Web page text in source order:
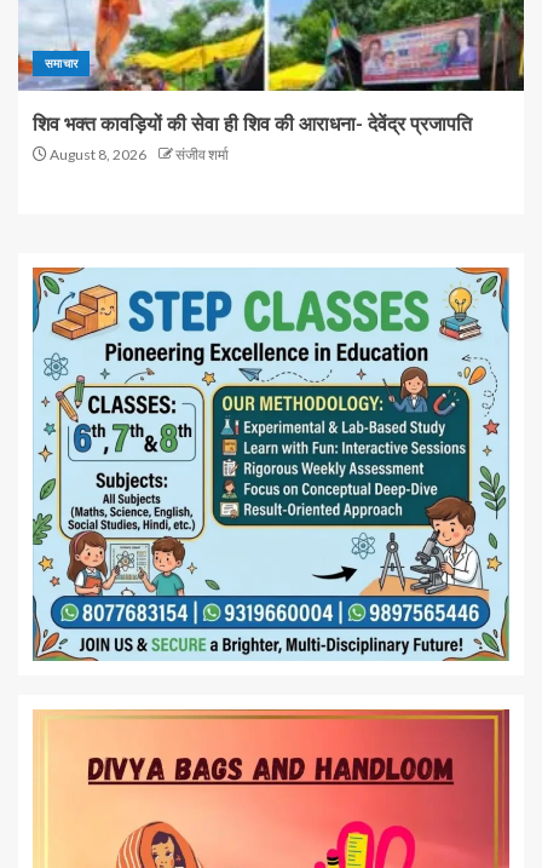
समाचार
शिव भक्त कावड़ियों की सेवा ही शिव की आराधना- देवेंद्र प्रजापति
August 8, 2026 संजीव शर्मा